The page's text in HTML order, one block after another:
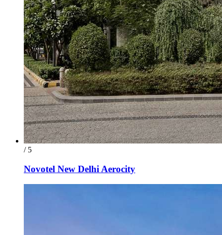
/ 5
Novotel New Delhi Aerocity